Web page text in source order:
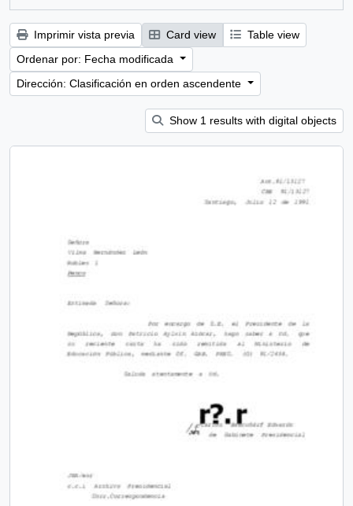
Imprimir vista previa Card view
Table view
Ordenar por: Fecha modificada
Dirección: Clasificación en orden ascendente
Show 1 results with digital objects